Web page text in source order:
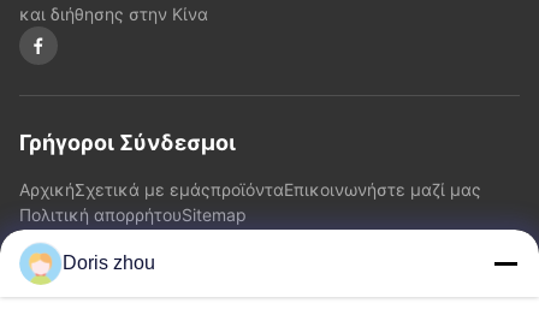
και διήθησης στην Κίνα
Γρήγοροι Σύνδεσμοι
ΑρχικήΣχετικά με εμάςπροϊόνταΕπικοινωνήστε μαζί μας
Πολιτική απορρήτουSitemap
Επικοινωνήστε μαζί μας
Doris zhou